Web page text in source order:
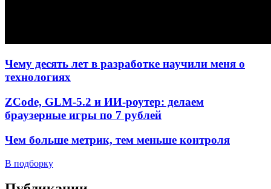
Чему десять лет в разработке научили меня о
технологиях
ZCode, GLM-5.2 и ИИ-роутер: делаем
браузерные игры по 7 рублей
Чем больше метрик, тем меньше контроля
В подборку